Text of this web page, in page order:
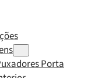
Porta